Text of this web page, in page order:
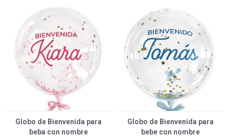
Globo de Bienvenida para
beba con nombre
Globo de Bienvenida para
bebe con nombre